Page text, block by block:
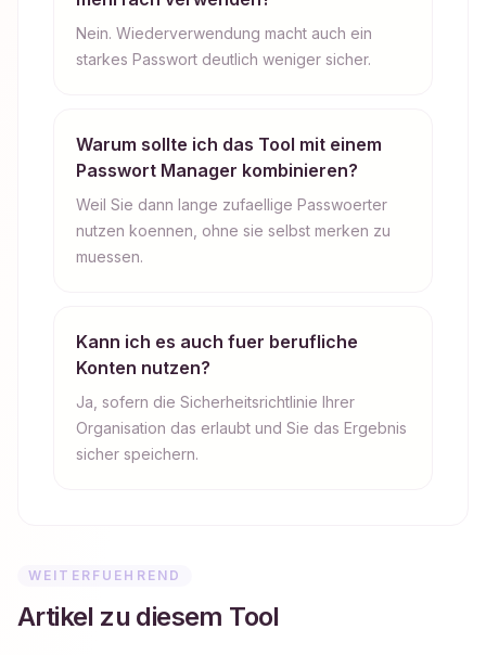
Nein. Wiederverwendung macht auch ein
starkes Passwort deutlich weniger sicher.
Warum sollte ich das Tool mit einem
Passwort Manager kombinieren?
Weil Sie dann lange zufaellige Passwoerter
nutzen koennen, ohne sie selbst merken zu
muessen.
Kann ich es auch fuer berufliche
Konten nutzen?
Ja, sofern die Sicherheitsrichtlinie Ihrer
Organisation das erlaubt und Sie das Ergebnis
sicher speichern.
WEITERFUEHREND
Artikel zu diesem Tool